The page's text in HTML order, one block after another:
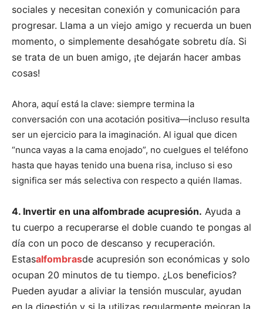
I WANT IN
I've read and accept the Privacy Policy
sociales y necesitan conexión y comunicación para
progresar. Llama a un viejo amigo y recuerda un buen
momento, o simplemente desahógate sobretu día. Si
se trata de un buen amigo, ¡te dejarán hacer ambas
cosas!
Ahora, aquí está la clave: siempre termina la
conversación con una acotación positiva—incluso resulta
ser un ejercicio para la imaginación. Al igual que dicen
“nunca vayas a la cama enojado”, no cuelgues el teléfono
hasta que hayas tenido una buena risa, incluso si eso
significa ser más selectiva con respecto a quién llamas.
4. Invertir en una alfombrade acupresión. Ayuda a
tu cuerpo a recuperarse el doble cuando te pongas al
día con un poco de descanso y recuperación.
Estasalfombrasde acupresión son económicas y solo
ocupan 20 minutos de tu tiempo. ¿Los beneficios?
Pueden ayudar a aliviar la tensión muscular, ayudan
en la digestión y si la utilizas regularmente mejoran la